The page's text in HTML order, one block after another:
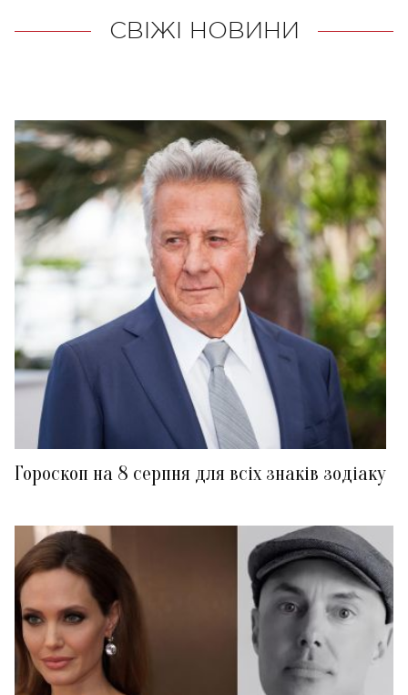
СВІЖІ НОВИНИ
Гороскоп на 8 серпня для всіх знаків зодіаку